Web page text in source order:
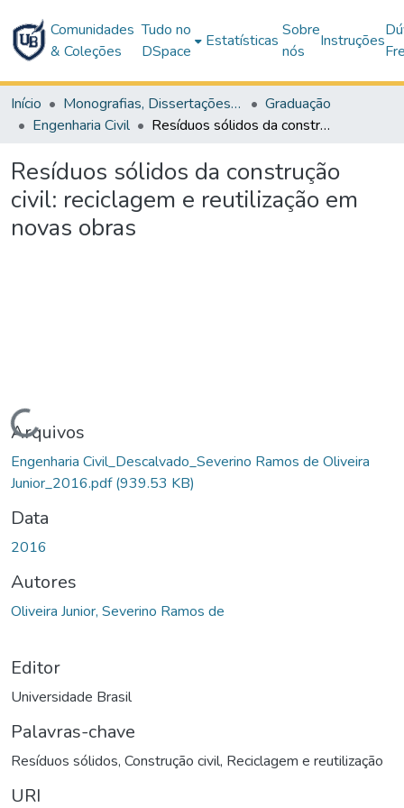
Comunidades
& Coleções
Tudo no
DSpace
Estatísticas
Sobre
nós
Instruções
Início Monografias, Dissertações e Teses
Graduação
Engenharia Civil
Resíduos sólidos da construção civil: reciclagem e reutilização em novas obras
Resíduos sólidos da construção
civil: reciclagem e reutilização em
novas obras
Carregando...
Arquivos
Engenharia Civil_Descalvado_Severino Ramos de Oliveira
Junior_2016.pdf(939.53 KB)
Data
2016
Autores
Oliveira Junior, Severino Ramos de
Editor
Universidade Brasil
Palavras-chave
Resíduos sólidos, Construção civil, Reciclagem e reutilização
URI